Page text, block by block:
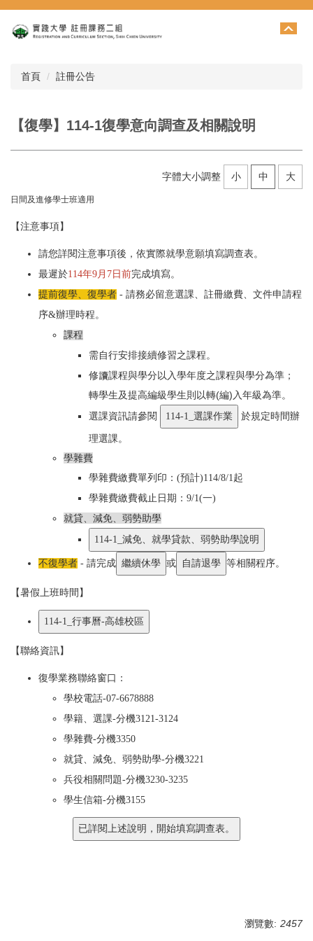
跳
到
主
首頁 註冊公告
【復學】114-1復學意向調查及相關說明
字體大小調整 小 中 大
日間及進修學士班適用
【注意事項】
請您詳閱注意事項後，依實際就學意願填寫調查表。
最遲於114年9月7日前完成填寫。
提前復學、 復學者 - 請務必留意選課、註冊繳費、文件申請程
序&辦理時程。
課程
需自行安排接續修習之課程。
修讀課程與學分以入學年度之課程與學分為準；
轉學生及提高編級學生則以轉(編)入年級為準。
選課資訊請參閱
於規定時間辦
理選課。
學雜費
學雜費繳費單列印：(預計)114/8/1起
學雜費繳費截止日期：9/1(一)
就貸、減免、弱勢助學
不復學者 - 請完成 或 等相關程序。
【暑假上班時間】
【聯絡資訊】
復學業務聯絡窗口：
學校電話-07-6678888
學籍、選課-分機3121-3124
學雜費-分機3350
就貸、減免、弱勢助學-分機3221
兵役相關問題-分機3230-3235
學生信箱-分機3155
瀏覽數: 2457